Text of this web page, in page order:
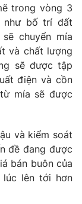
trong vòng 3
như bố trí đất
chuyển mía
và chất lượng
sẽ được tập
điện và cồn
mía sẽ được
và kiểm soát
đề đang được
bán buôn của
lúc lên tới hơn